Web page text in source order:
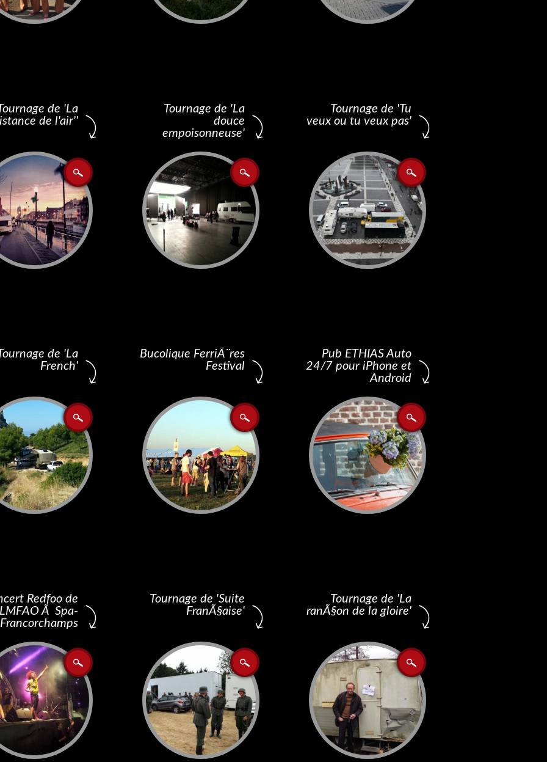
de 'La
de l'air''
Tournage de 'La
douce
empoisonneuse'
Tournage de 'Tu
veux ou tu veux pas'
de 'La
French'
Bucolique FerriÃ¨res
Festival
Pub ETHIAS Auto
24/7 pour iPhone et
Android
Redfoo de
LMFAO Ã Spa-
Francorchamps
Tournage de 'Suite
FranÃ§aise'
Tournage de 'La
ranÃ§on de la gloire'